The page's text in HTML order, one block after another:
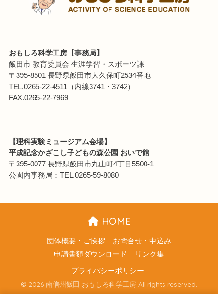
おもしろ科学工房【事務局】
飯田市 教育委員会 生涯学習・スポーツ課
〒395-8501 長野県飯田市大久保町2534番地
TEL.0265-22-4511（内線3741・3742）
FAX.0265-22-7969
【理科実験ミュージアム会場】
平成記念かざこし子どもの森公園 おいで館
〒395-0077 長野県飯田市丸山町4丁目5500-1
公園内事務局：TEL.0265-59-8080
HOME
団体概要・ご挨拶
お問合せ・申込み
申請書類ダウンロード
リンク集
プライバシーポリシー
© 2026 南信州飯田 おもしろ科学工房 All rights reserved.